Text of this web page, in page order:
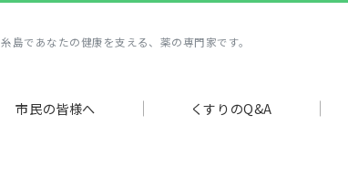
糸島であなたの健康を支える、薬の専門家です。
市民の皆様へ くすりのQ&A